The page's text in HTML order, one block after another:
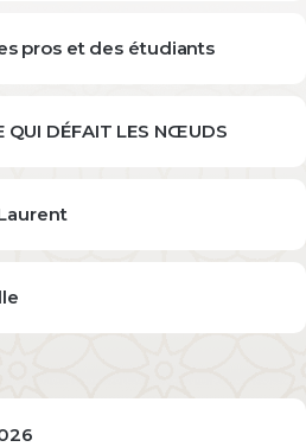
pros et des étudiants
QUI DÉFAIT LES NŒUDS